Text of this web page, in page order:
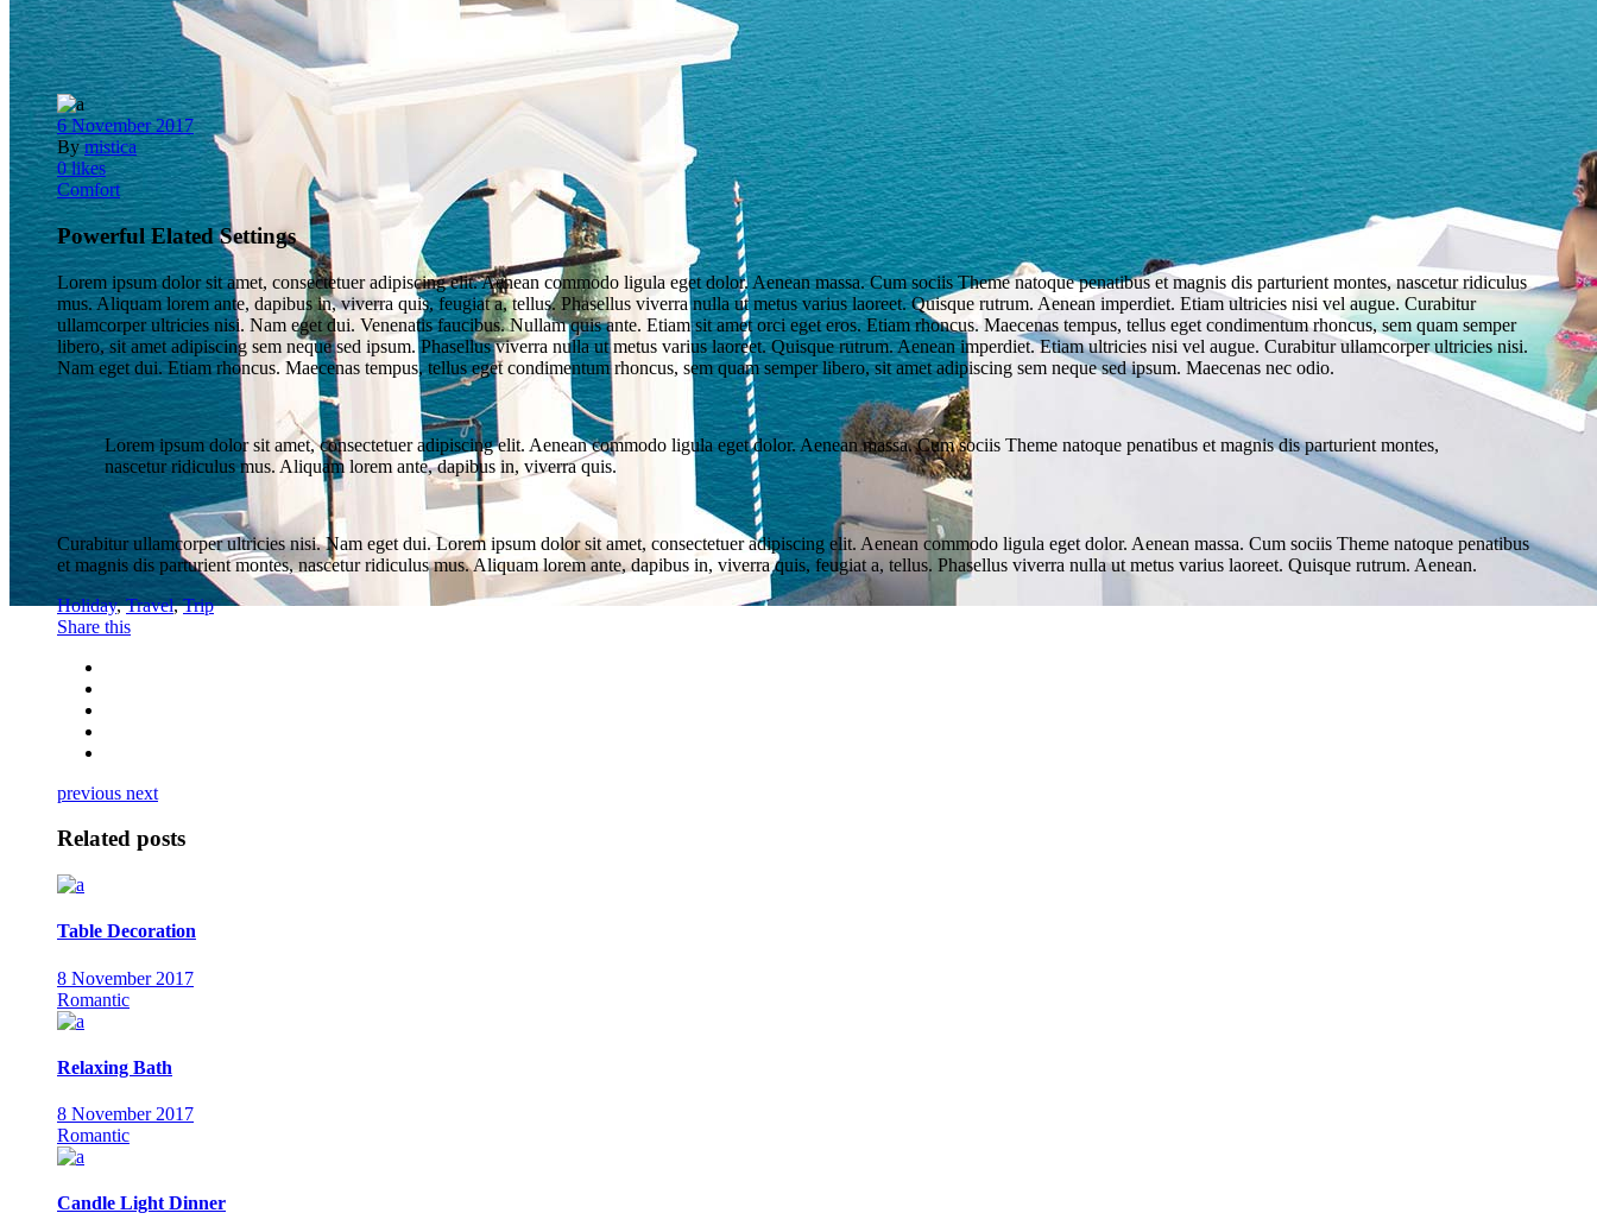
Mistica Boutique Hotels
6 November 2017
Bymistica
0likes
Comfort
Powerful Elated Settings
Lorem ipsum dolor sit amet, consectetuer adipiscing elit. Aenean commodo ligula eget dolor. Aenean massa. Cum sociis Theme natoque penatibus et magnis dis parturient montes, nascetur ridiculus
mus. Aliquam lorem ante, dapibus in, viverra quis, feugiat a, tellus. Phasellus viverra nulla ut metus varius laoreet. Quisque rutrum. Aenean imperdiet. Etiam ultricies nisi vel augue. Curabitur
ullamcorper ultricies nisi. Nam eget dui. Venenatis faucibus. Nullam quis ante. Etiam sit amet orci eget eros. Etiam rhoncus. Maecenas tempus, tellus eget condimentum rhoncus, sem quam semper
libero, sit amet adipiscing sem neque sed ipsum. Phasellus viverra nulla ut metus varius laoreet. Quisque rutrum. Aenean imperdiet. Etiam ultricies nisi vel augue. Curabitur ullamcorper ultricies nisi.
Nam eget dui. Etiam rhoncus. Maecenas tempus, tellus eget condimentum rhoncus, sem quam semper libero, sit amet adipiscing sem neque sed ipsum. Maecenas nec odio.
Lorem ipsum dolor sit amet, consectetuer adipiscing elit. Aenean commodo ligula eget dolor. Aenean massa. Cum sociis Theme natoque penatibus et magnis dis parturient montes,
nascetur ridiculus mus. Aliquam lorem ante, dapibus in, viverra quis.
Curabitur ullamcorper ultricies nisi. Nam eget dui. Lorem ipsum dolor sit amet, consectetuer adipiscing elit. Aenean commodo ligula eget dolor. Aenean massa. Cum sociis Theme natoque penatibus
et magnis dis parturient montes, nascetur ridiculus mus. Aliquam lorem ante, dapibus in, viverra quis, feugiat a, tellus. Phasellus viverra nulla ut metus varius laoreet. Quisque rutrum. Aenean.
Holiday,Travel,Trip
Share this
previous next
Related posts
Table Decoration
8 November 2017
Romantic
Relaxing Bath
8 November 2017
Romantic
Candle Light Dinner